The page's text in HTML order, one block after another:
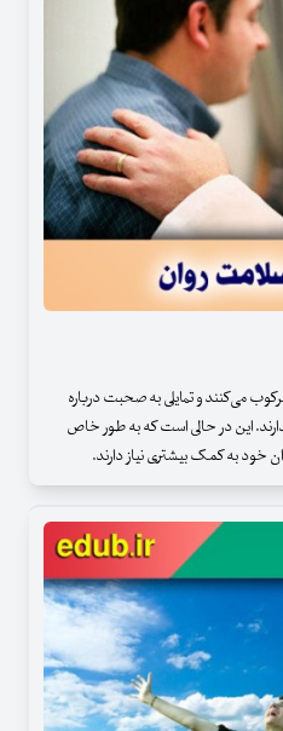
می‌کنند و تمایلی به صحبت درباره
این در حالی است که به طور خاص
خود به کمک بیشتری نیاز دارند.